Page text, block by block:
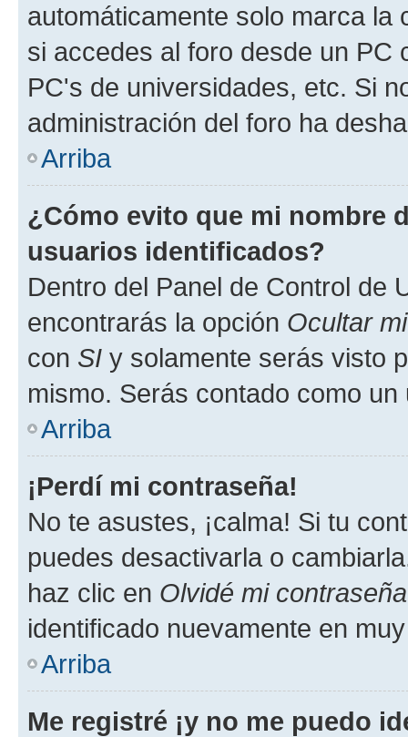
automáticamente solo marca la
si accedes al foro desde un PC
PC's de universidades, etc. Si
administración del foro ha
Arriba
¿Cómo evito que mi nombre
usuarios identificados?
Dentro del Panel de Control de
encontrarás la opción Ocultar
con SI y solamente serás visto
mismo. Serás contado como un
Arriba
¡Perdí mi contraseña!
No te asustes, ¡calma! Si tu
puedes desactivarla o
haz clic en Olvidé mi contraseña
identificado nuevamente en
Arriba
Me registré ¡y no me puedo